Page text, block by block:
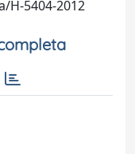
H-5404-2012